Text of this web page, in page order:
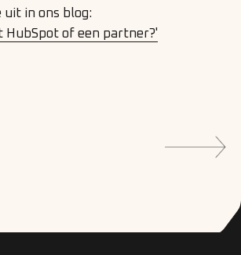
uit in ons blog:
HubSpot of een partner?'